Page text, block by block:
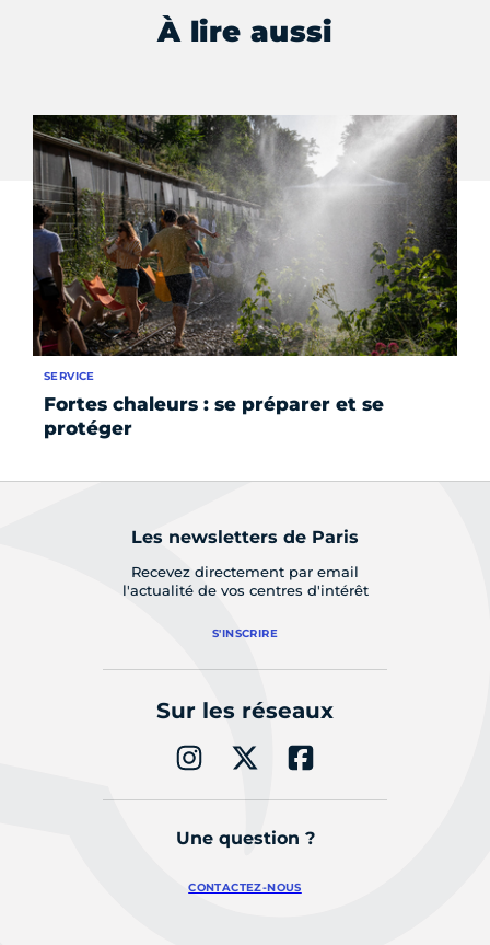
À lire aussi
Fortes chaleurs : se préparer et se
protéger
SERVICE
Les newsletters de Paris
Recevez directement par email
l'actualité de vos centres d'intérêt
S'INSCRIRE
Sur les réseaux
Une question ?
CONTACTEZ-NOUS